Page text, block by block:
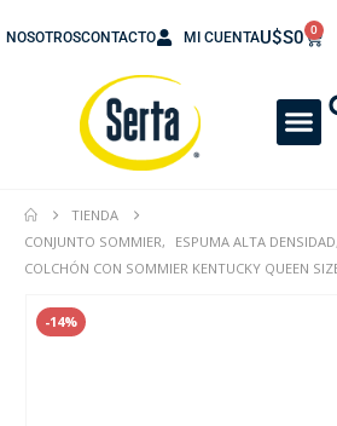
NOSOTROSCONTACTO MI CUENTAU$S0 0
TIENDA
CONJUNTO SOMMIER, ESPUMA ALTA DENSIDAD,
COLCHÓN CON SOMMIER KENTUCKY QUEEN
-14%